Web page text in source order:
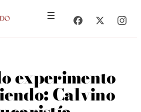
experimento
Calvino